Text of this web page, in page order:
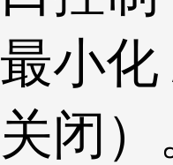
最小化
关闭）